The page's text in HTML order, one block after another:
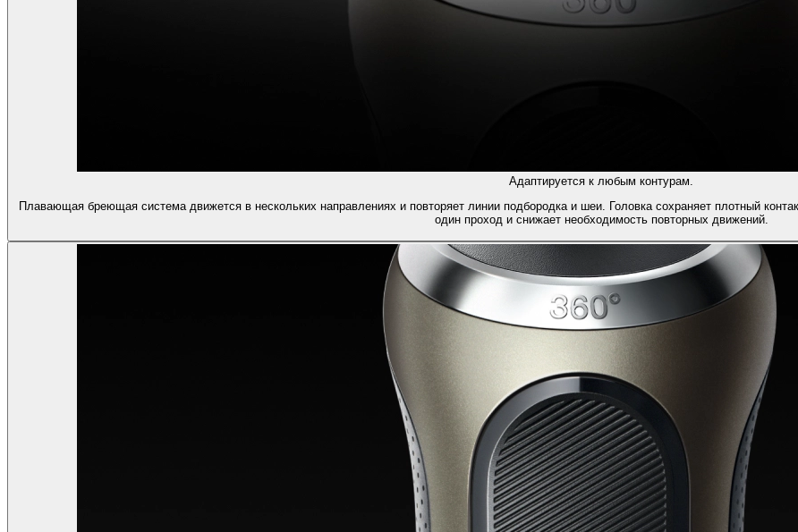
Адаптируется к любым контурам.
Плавающая бреющая система движется в нескольких направлениях и повторяет линии подбородка и шеи. Головка сохраняет плотный
один проход и снижает необходимость повторных движений.